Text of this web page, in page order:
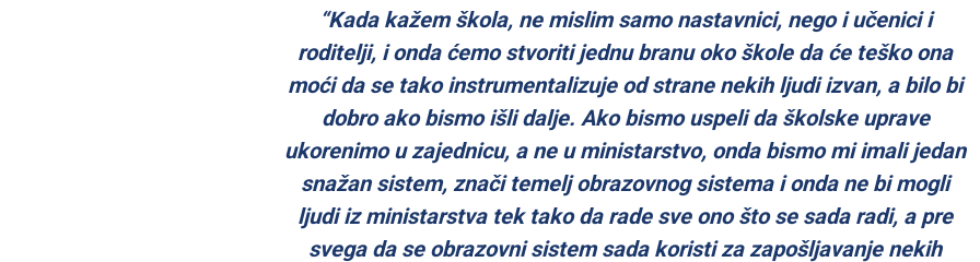
“Kada kažem škola, ne mislim samo nastavnici, nego i učenici i
roditelji, i onda ćemo stvoriti jednu branu oko škole da će teško ona
moći da se tako instrumentalizuje od strane nekih ljudi izvan, a bilo bi
dobro ako bismo išli dalje. Ako bismo uspeli da školske uprave
ukorenimo u zajednicu, a ne u ministarstvo, onda bismo mi imali jedan
snažan sistem, znači temelj obrazovnog sistema i onda ne bi mogli
ljudi iz ministarstva tek tako da rade sve ono što se sada radi, a pre
svega da se obrazovni sistem sada koristi za zapošljavanje nekih